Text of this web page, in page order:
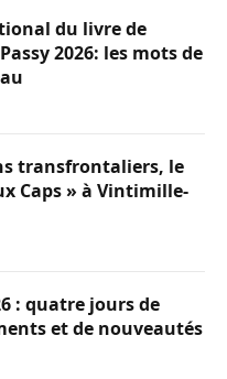
du livre de
2026: les mots de
transfrontaliers, le
Caps » à Vintimille-
: quatre jours de
et de nouveautés